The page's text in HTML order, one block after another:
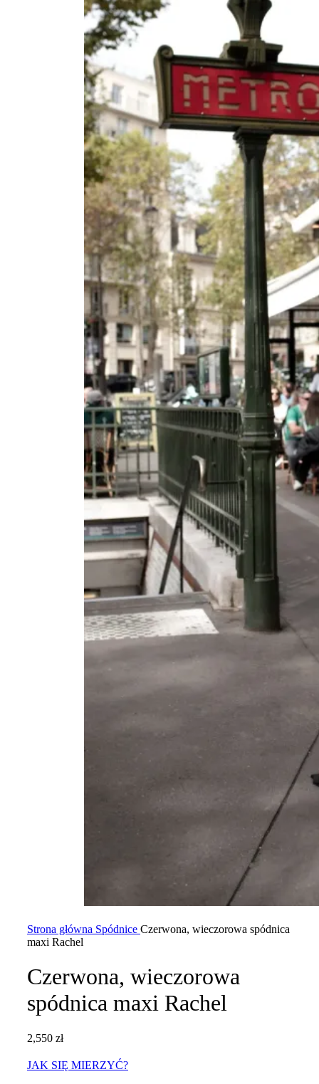
Strona główna Spódnice Czerwona, wieczorowa spódnica
maxi Rachel
Czerwona, wieczorowa
spódnica maxi Rachel
2,550 zł
JAK SIĘ MIERZYĆ?